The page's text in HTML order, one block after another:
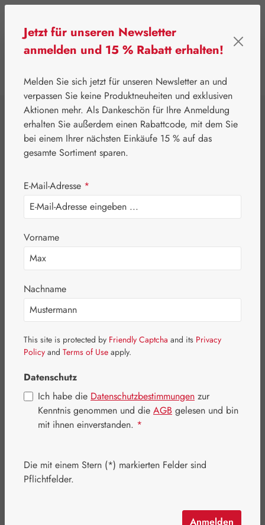
⌂ Aktionen Newsletter-Angebote
Jetlag-Hecht 2 mg
Kapseln
Bildergalerie überspringen
Regulärer Preis:
57,00 € (20% gespart)
Inhalt: 0.033 Kilogramm (1.381,82 € / 1 Kilogramm)
Preise inkl. MwSt. zzgl. Versandkosten
Jetzt für unseren Newsletter
anmelden und 15 % Rabatt erhalten!
Melden Sie sich jetzt für unseren Newsletter an und
verpassen Sie keine Produktneuheiten und exklusiven
Aktionen mehr. Als Dankeschön für Ihre Anmeldung
erhalten Sie außerdem einen Rabattcode, mit dem Sie
bei einem Ihrer nächsten Einkäufe 15 % auf das
gesamte Sortiment sparen.
E-Mail-Adresse *
Vorname
Nachname
This site is protected by Friendly Captcha and its Privacy
Policy and Terms of Use apply.
Datenschutz
Ich habe die Datenschutzbestimmungen zur
Kenntnis genommen und die AGB gelesen und bin
mit ihnen einverstanden. *
Die mit einem Stern (*) markierten Felder sind
Pflichtfelder.
Anmelden